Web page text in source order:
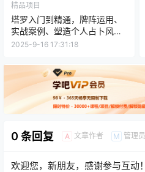
精品项目
塔罗入门到精通，牌阵运用、
实战案例、塑造个人占卜风
格，掌握专业咨询收费能力
2025-9-16 17:31:18
0 条回复 A 文章作者 M 管理员
欢迎您，新朋友，感谢参与互动！